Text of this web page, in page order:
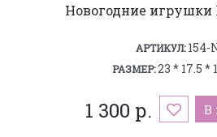
Новогодние игрушки
АРТИКУЛ:154-
РАЗМЕР:23 * 17.5 *
1 300 р. В